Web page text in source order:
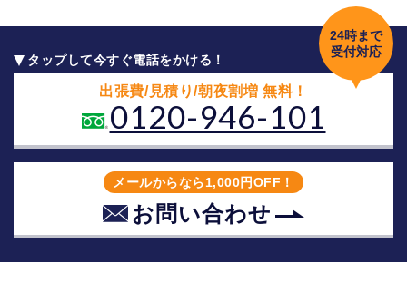
タップして今すぐ電話をかける！
24時まで
受付対応
出張費/見積り/朝夜割増 無料！
0120-946-101
メールからなら1,000円OFF！
お問い合わせ